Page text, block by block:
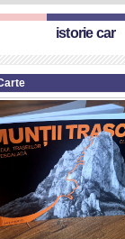
istorie car